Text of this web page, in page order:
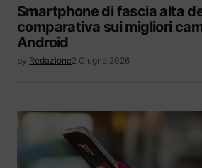
Smartphone di fascia alta
comparativa sui migliori
Android
by Redazione2 Giugno 2026